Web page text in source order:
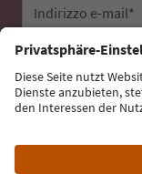
Indirizzo e-mail*